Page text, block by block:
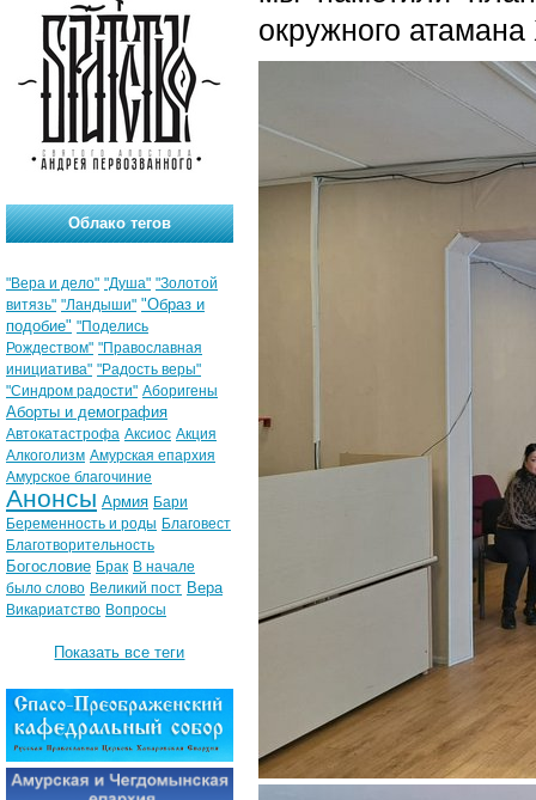
окружного
Облако тегов
"Вера и дело" "Душа" "Золотой
витязь" "Ландыши" "Образ и
подобие" "Поделись
Рождеством" "Православная
инициатива" "Радость веры"
"Синдром радости" Аборигены
Аборты и демография
Автокатастрофа Аксиос Акция
Алкоголизм Амурская епархия
Амурское благочиние
Анонсы Армия Бари
Беременность и роды Благовест
Благотворительность
Богословие Брак В начале
было слово Великий пост Вера
Викариатство Вопросы
Показать все теги